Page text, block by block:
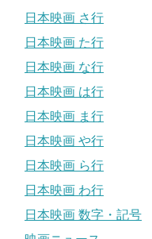
日本映画 さ行
日本映画 た行
日本映画 な行
日本映画 は行
日本映画 ま行
日本映画 や行
日本映画 ら行
日本映画 わ行
日本映画 数字・記号